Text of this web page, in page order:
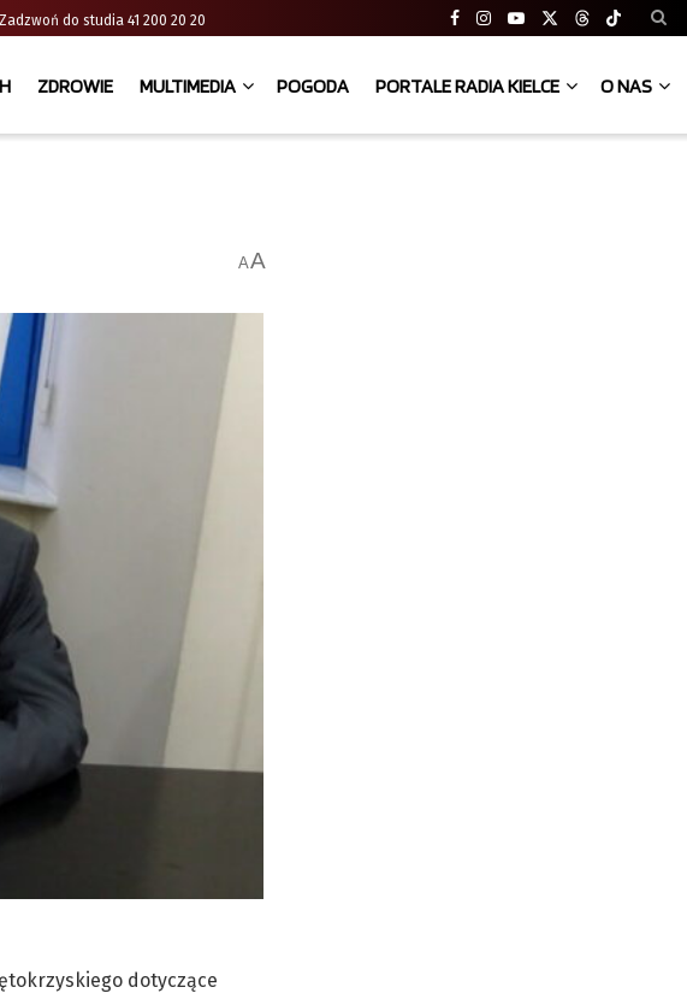
Zadzwoń do studia 41 200 20 20
ZDROWIE MULTIMEDIA POGODA PORTALE RADIA KIELCE O NAS
AA
dotyczące